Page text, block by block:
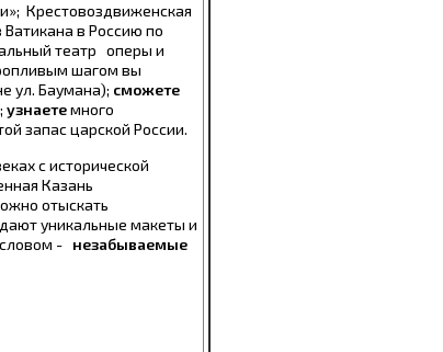
Крестовоздвиженская
в Россию по
театр оперы и
шагом вы
ул. Баумана); сможете
узнаетемного
запас царской России.
с исторической
Казань
отыскать
уникальные макеты и
- незабываемые